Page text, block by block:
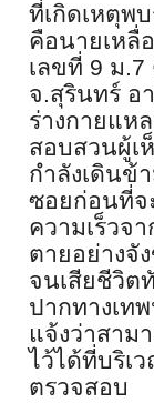
ที่เกิดเหตุพ
คือนายเหลื่
เลขที่ 9 ม.7
จ.สุรินทร์ อ
ร่างกายแห
สอบสวนผู้เ
กำลังเดินข้
ซอยก่อนที่จ
ความเร็วจ
ตายอย่างจั
จนเสียชีวิต
ปากทางเท
แจ้งว่าสาม
ไว้ได้ที่บริเ
ตรวจสอบ